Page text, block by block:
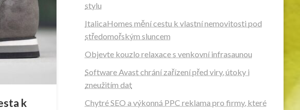
k
stylu
ItalicaHomes mění cestu k vlastní nemovitosti pod
středomořským sluncem
Objevte kouzlo relaxace s venkovní infrasaunou
Software Avast chrání zařízení před viry, útoky i
zneužitím dat
Chytré SEO a výkonná PPC reklama pro firmy, které